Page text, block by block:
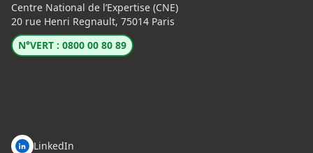
Centre National de l’Expertise (CNE)
20 rue Henri Regnault, 75014 Paris
N°VERT : 0800 00 80 89
LinkedIn